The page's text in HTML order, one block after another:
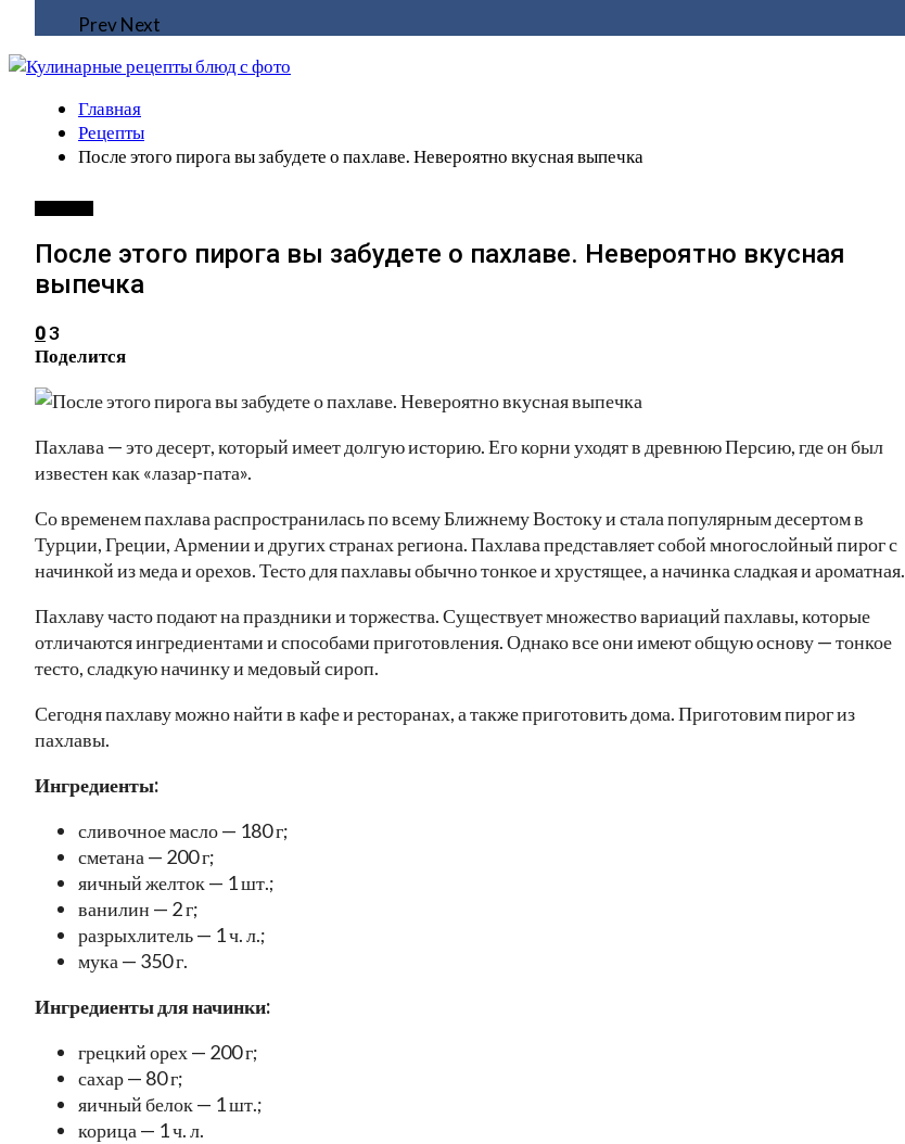
PrevNext
Главная
Рецепты
После этого пирога вы забудете о пахлаве. Невероятно вкусная выпечка
После этого пирога вы забудете о пахлаве. Невероятно вкусная
выпечка
03
Поделится
Пахлава — это десерт, который имеет долгую историю. Его корни уходят в древнюю Персию, где он был
известен как «лазар-пата».
Со временем пахлава распространилась по всему Ближнему Востоку и стала популярным десертом в
Турции, Греции, Армении и других странах региона. Пахлава представляет собой многослойный пирог с
начинкой из меда и орехов. Тесто для пахлавы обычно тонкое и хрустящее, а начинка сладкая и ароматная.
Пахлаву часто подают на праздники и торжества. Существует множество вариаций пахлавы, которые
отличаются ингредиентами и способами приготовления. Однако все они имеют общую основу — тонкое
тесто, сладкую начинку и медовый сироп.
Сегодня пахлаву можно найти в кафе и ресторанах, а также приготовить дома. Приготовим пирог из
пахлавы.
Ингредиенты:
сливочное масло — 180 г;
сметана — 200 г;
яичный желток — 1 шт.;
ванилин — 2 г;
разрыхлитель — 1 ч. л.;
мука — 350 г.
Ингредиенты для начинки:
грецкий орех — 200 г;
сахар — 80 г;
яичный белок — 1 шт.;
корица — 1 ч. л.